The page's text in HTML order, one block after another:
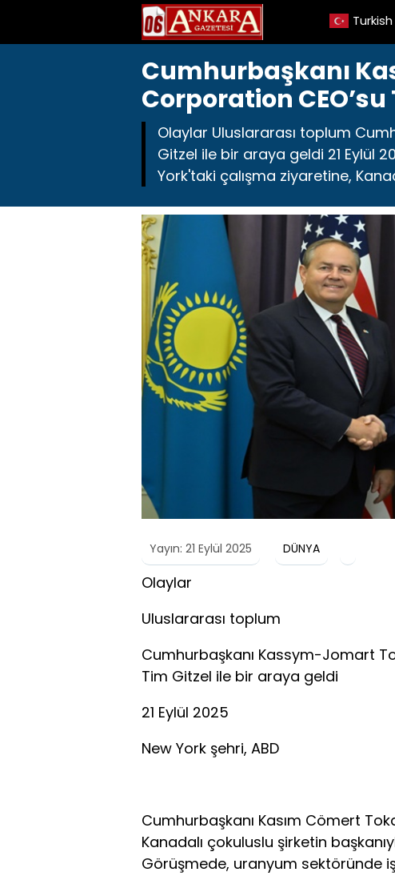
Turkish
Cumhurbaşkanı
Corporation
Olaylar Uluslararası toplum
Gitzel ile bir araya geldi 21 Eylül
York'taki çalışma ziyaretine,
Yayın: 21 Eylül 2025 DÜNYA
Olaylar
Uluslararası toplum
Cumhurbaşkanı Kassym-Jomart
Tim Gitzel ile bir araya geldi
21 Eylül 2025
New York şehri, ABD
Cumhurbaşkanı Kasım Cömert
Kanadalı çokuluslu şirketin
Görüşmede, uranyum sektöründe